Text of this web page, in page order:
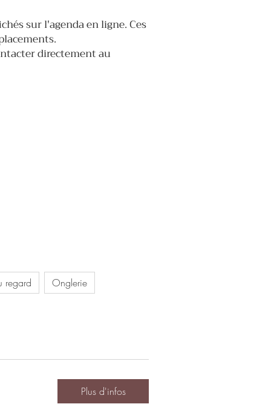
sur l'agenda en ligne. Ces
directement au
regard
Onglerie
Plus d'infos